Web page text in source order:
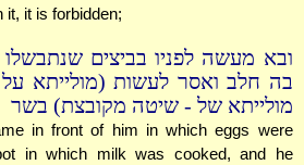
it, it is forbidden;
ובא מעשה לפניו בביצים
בה חלב ואסר לעשות (מולייתא
מולייתא של - שיטה מקובצת) בשר
in front of him in which eggs were
in which milk was cooked, and he